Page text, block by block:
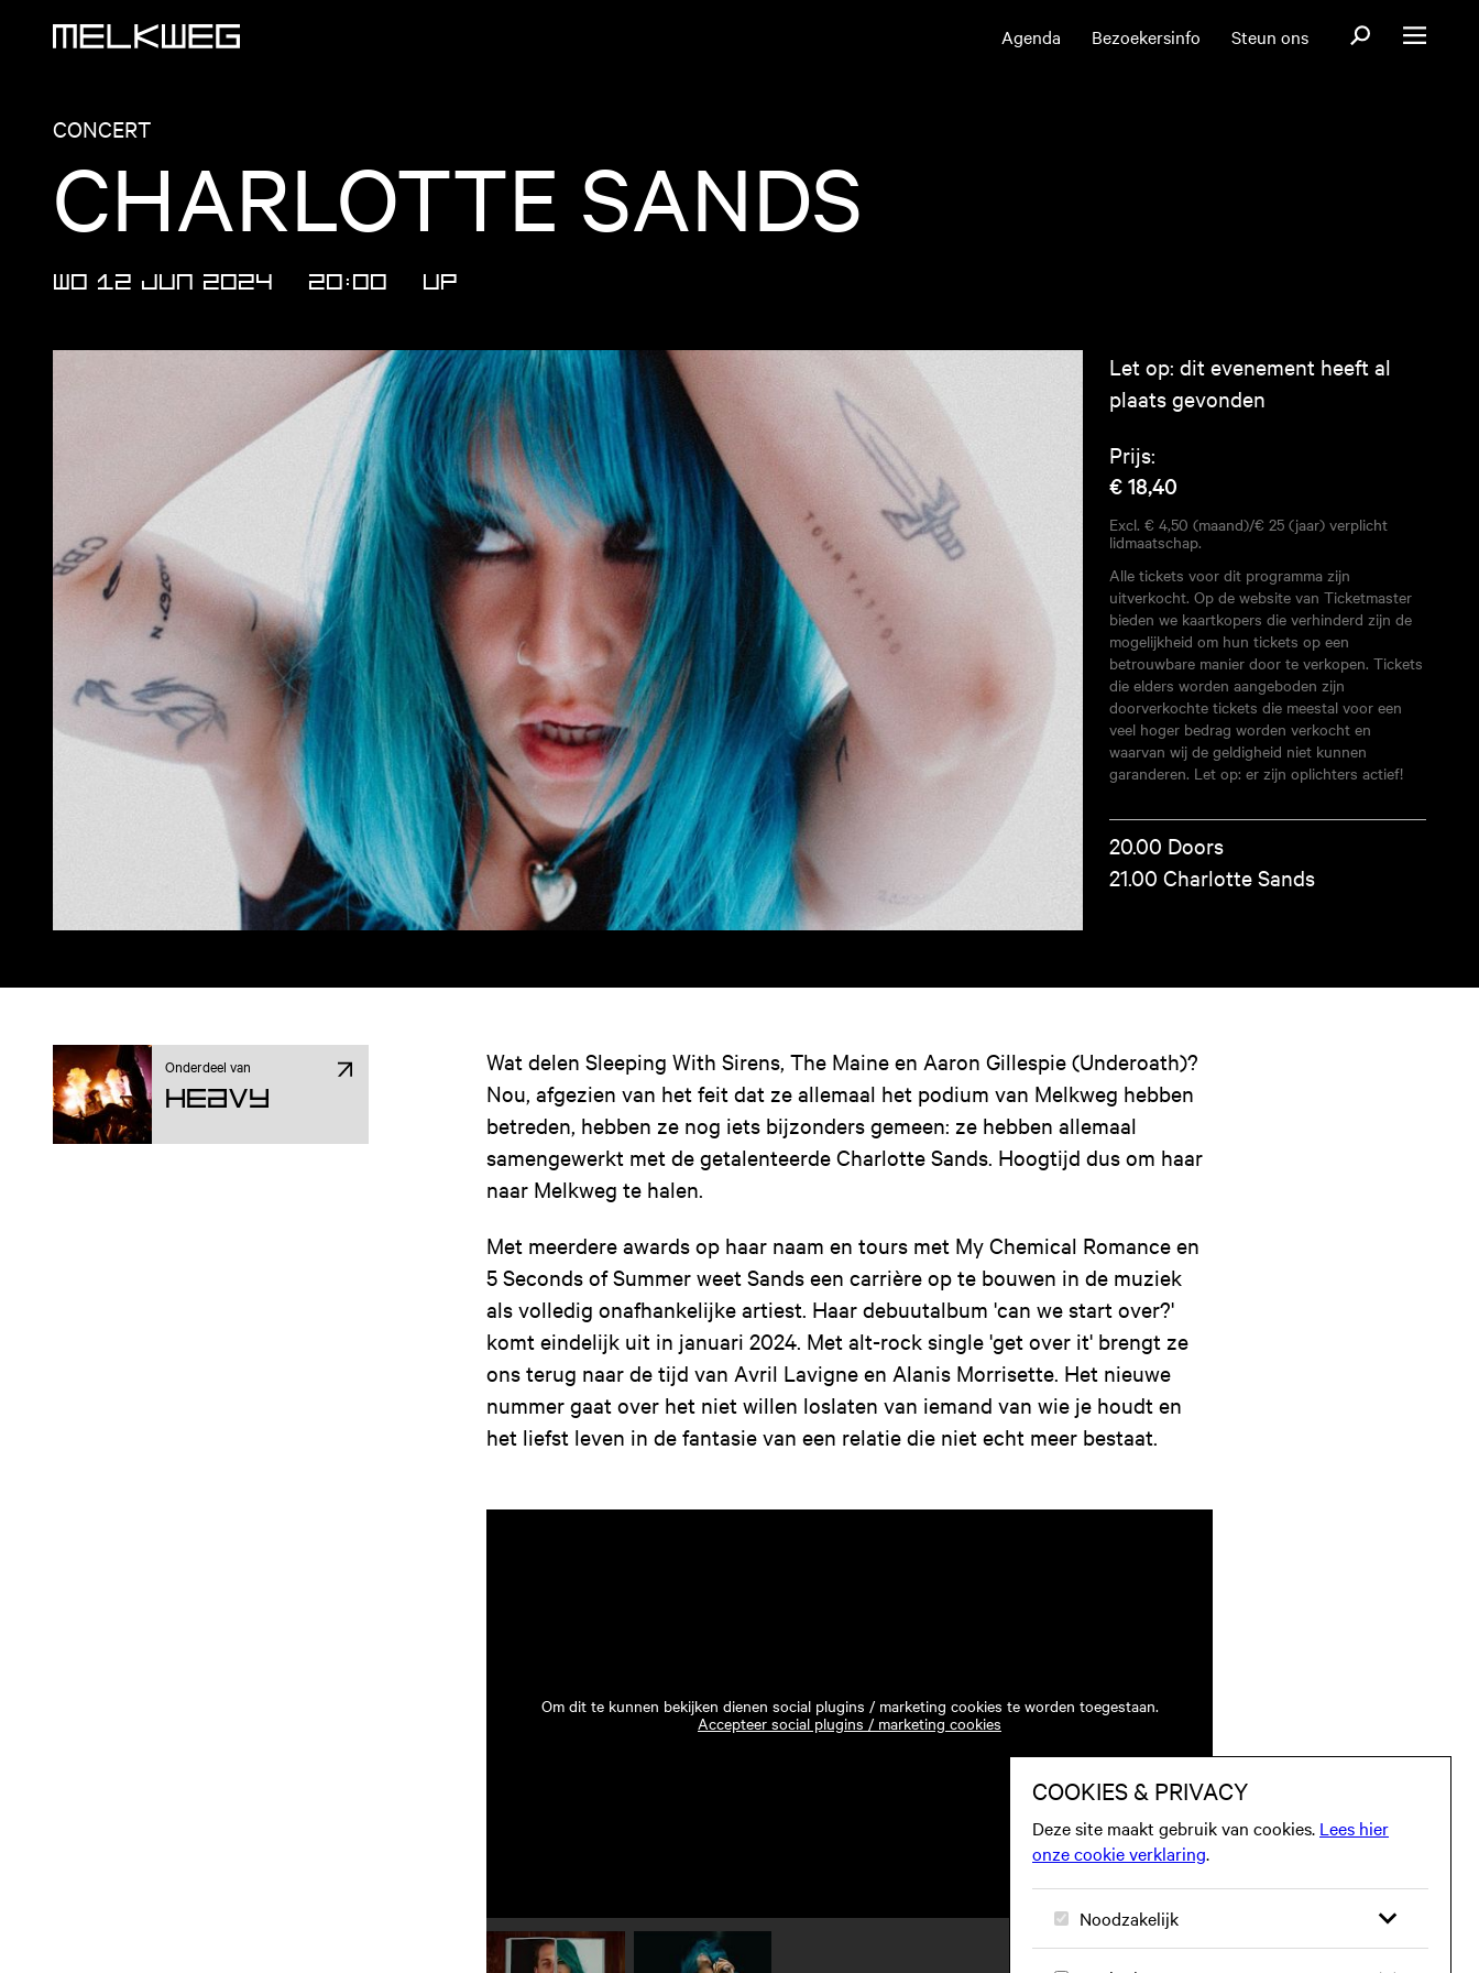
Agenda Bezoekersinfo Steun ons OpenOpen menu
CONCERT
CHARLOTTE SANDS
WO 12 JUN 2024 20:00 UP
Let op: dit evenement heeft al
plaats gevonden
Prijs:
€ 18,40
Excl. € 4,50 (maand)/€ 25 (jaar) verplicht
lidmaatschap.
Alle tickets voor dit programma zijn
uitverkocht. Op de website van Ticketmaster
bieden we kaartkopers die verhinderd zijn de
mogelijkheid om hun tickets op een
betrouwbare manier door te verkopen. Tickets
die elders worden aangeboden zijn
doorverkochte tickets die meestal voor een
veel hoger bedrag worden verkocht en
waarvan wij de geldigheid niet kunnen
garanderen. Let op: er zijn oplichters actief!
20.00 Doors
21.00 Charlotte Sands
Onderdeel van
Heavy
Wat delen Sleeping With Sirens, The Maine en Aaron Gillespie (Underoath)?
Nou, afgezien van het feit dat ze allemaal het podium van Melkweg hebben
betreden, hebben ze nog iets bijzonders gemeen: ze hebben allemaal
samengewerkt met de getalenteerde Charlotte Sands. Hoogtijd dus om haar
naar Melkweg te halen.
Met meerdere awards op haar naam en tours met My Chemical Romance en
5 Seconds of Summer weet Sands een carrière op te bouwen in de muziek
als volledig onafhankelijke artiest. Haar debuutalbum 'can we start over?'
komt eindelijk uit in januari 2024. Met alt-rock single 'get over it' brengt ze
ons terug naar de tijd van Avril Lavigne en Alanis Morrisette. Het nieuwe
nummer gaat over het niet willen loslaten van iemand van wie je houdt en
het liefst leven in de fantasie van een relatie die niet echt meer bestaat.
Om dit te kunnen bekijken dienen social plugins / marketing cookies te worden toegestaan.
Accepteer social plugins / marketing cookies
Speel video 1 af Speel video 2 af